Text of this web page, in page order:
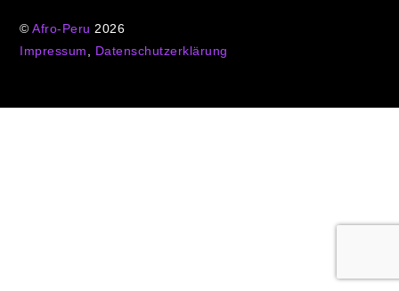
©Afro-Peru 2026
Impressum
Datenschutzerklärung